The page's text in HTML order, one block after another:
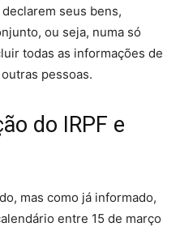
seus bens,
ou seja, numa só
todas as informações de
pessoas.
do IRPF e
mas como já informado,
entre 15 de março